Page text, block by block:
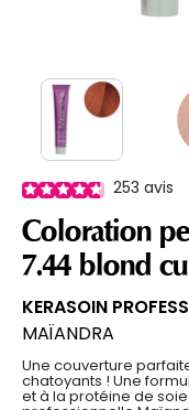
253 avis
Coloration
7.44 blond
KERASOIN
MAÏANDRA
Une couverture
chatoyants ! Une
et à la protéine de